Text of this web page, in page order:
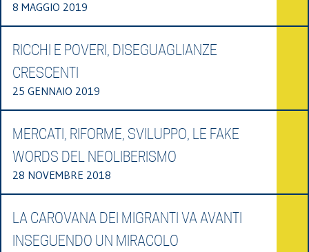
8 MAGGIO 2019
RICCHI E POVERI, DISEGUAGLIANZE
CRESCENTI
25 GENNAIO 2019
MERCATI, RIFORME, SVILUPPO, LE FAKE
WORDS DEL NEOLIBERISMO
28 NOVEMBRE 2018
LA CAROVANA DEI MIGRANTI VA AVANTI
INSEGUENDO UN MIRACOLO